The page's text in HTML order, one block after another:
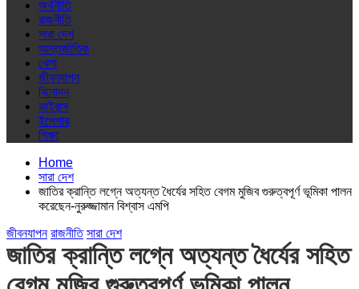
অর্থনীতি
রাজনীতি
সারা দেশ
আন্তর্জাতিক
খেলা
জীবনযাপন
বিনোদন
ভাইরাস
ইপেপার
শিক্ষা
Home
সারা দেশ
জাতির ক্রান্তি লগ্নে অত্যন্ত ধৈর্যের সহিত বেগম মুজিব গুরুত্বপূর্ণ ভূমিকা পালন
করেছেন-নুরুজ্জামান বিশ্বাস এমপি
জীবনযাপন রাজনীতি সারা দেশ
জাতির ক্রান্তি লগ্নে অত্যন্ত ধৈর্যের সহিত